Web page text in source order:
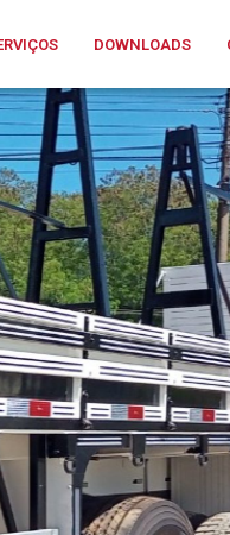
DOWNLOADS